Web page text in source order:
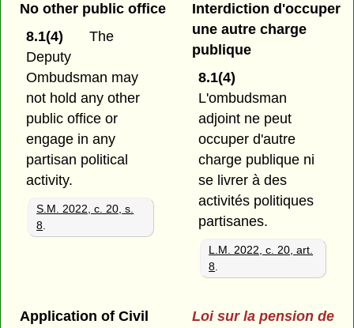
No other public office
8.1(4)
The
Deputy
Ombudsman may
not hold any other
public office or
engage in any
partisan political
activity.
S.M. 2022, c. 20, s.
8
Interdiction d'occuper
une autre charge
publique
8.1(4)
L'ombudsman
adjoint ne peut
occuper d'autre
charge publique ni
se livrer à des
activités politiques
partisanes.
L.M. 2022, c. 20, art.
8
Application of Civil
Loi sur la pension de